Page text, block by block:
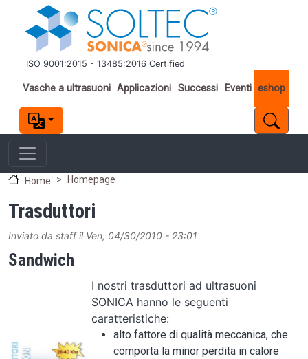
Salta al contenuto principale
ISO 9001:2015 - 13485:2016 Certified
Important links
Vasche a ultrasuoni Applicazioni Successi Eventi eshop
Home Homepage
Trasduttori
Inviato da staffil Ven, 04/30/2010 - 23:01
Sandwich
Image
I nostri trasduttori ad ultrasuoni
SONICA hanno le seguenti
caratteristiche:
alto fattore di qualità meccanica, che
comporta la minor perdita in calore